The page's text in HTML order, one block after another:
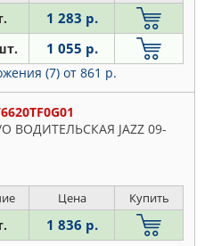
1 283 р.
1 055 р.
(7) от 861 р.
ВОДИТЕЛЬСКАЯ JAZZ 09-
Цена Купить
1 836 р.